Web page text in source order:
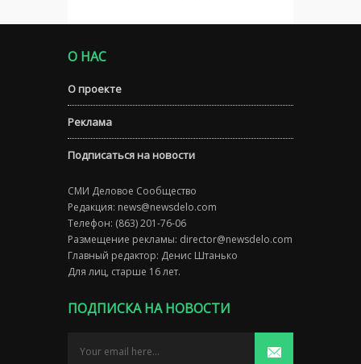
О НАС
О проекте
Реклама
Подписаться на новости
СМИ Деловое Сообщество
Редакция: news@newsdelo.com
Телефон: (863) 201-76-06
Размещение рекламы: director@newsdelo.com
Главный редактор: Денис Штанько
Для лиц, старше 16 лет.
ПОДПИСКА НА НОВОСТИ